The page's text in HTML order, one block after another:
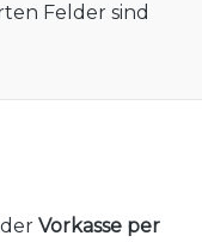
Felder sind
Vorkasse per